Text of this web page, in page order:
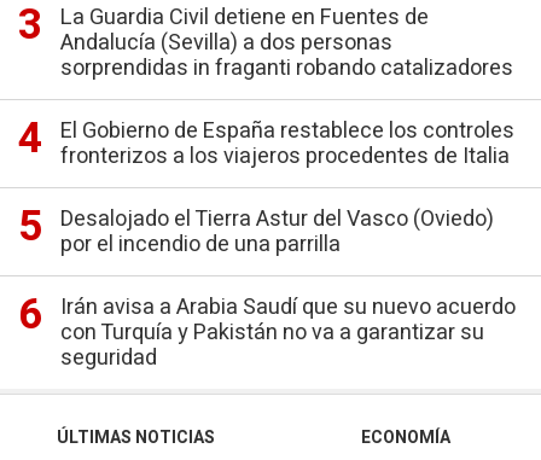
La Guardia Civil detiene en Fuentes de
Andalucía (Sevilla) a dos personas
sorprendidas in fraganti robando catalizadores
El Gobierno de España restablece los controles
fronterizos a los viajeros procedentes de Italia
Desalojado el Tierra Astur del Vasco (Oviedo)
por el incendio de una parrilla
Irán avisa a Arabia Saudí que su nuevo acuerdo
con Turquía y Pakistán no va a garantizar su
seguridad
ÚLTIMAS NOTICIAS
ECONOMÍA